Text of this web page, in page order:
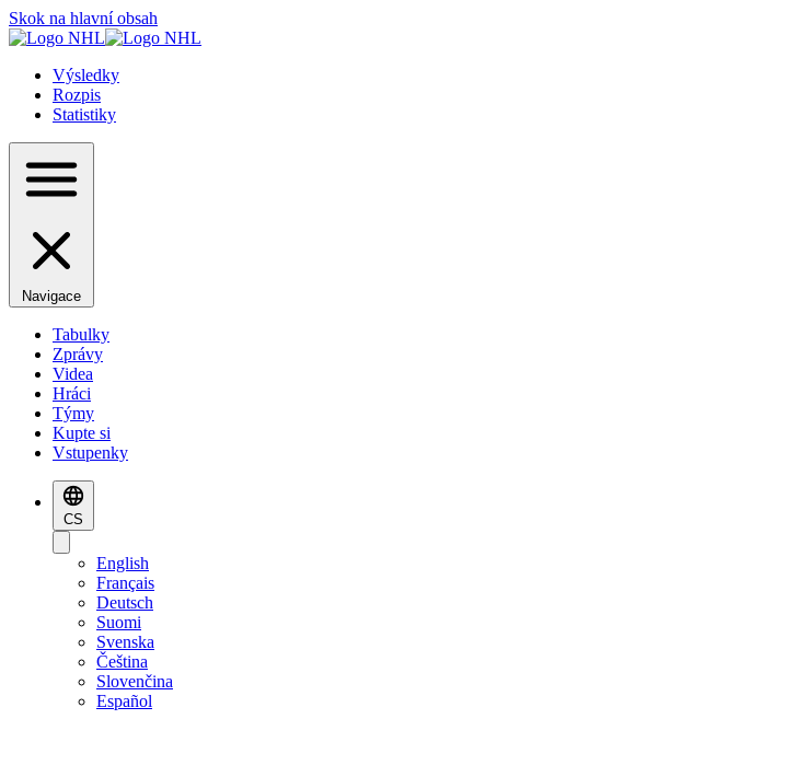
Skok na hlavní obsah
Výsledky
Rozpis
Statistiky
Navigace
Tabulky
Zprávy
Videa
Hráci
Týmy
Kupte si
Vstupenky
CS
English
Français
Deutsch
Suomi
Svenska
Čeština
Slovenčina
Español